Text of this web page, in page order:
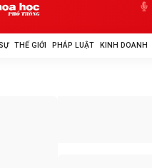
THẾ GIỚI PHÁP LUẬT KINH DOANH